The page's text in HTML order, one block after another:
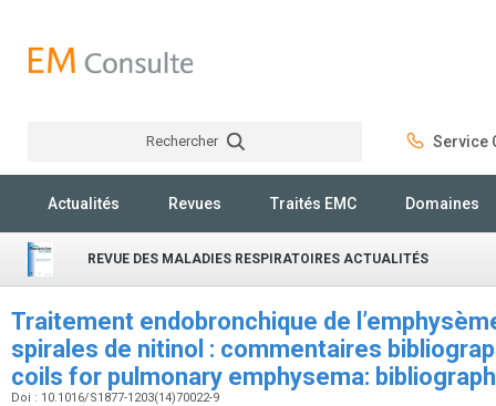
Rechercher Service
Actualités Revues Traités EMC Domaines
REVUE DES MALADIES RESPIRATOIRES ACTUALITÉS
Traitement endobronchique de
spirales de nitinol : commentaires
coils for pulmonary emphysema:
Doi : 10.1016/S1877-1203(14)70022-9